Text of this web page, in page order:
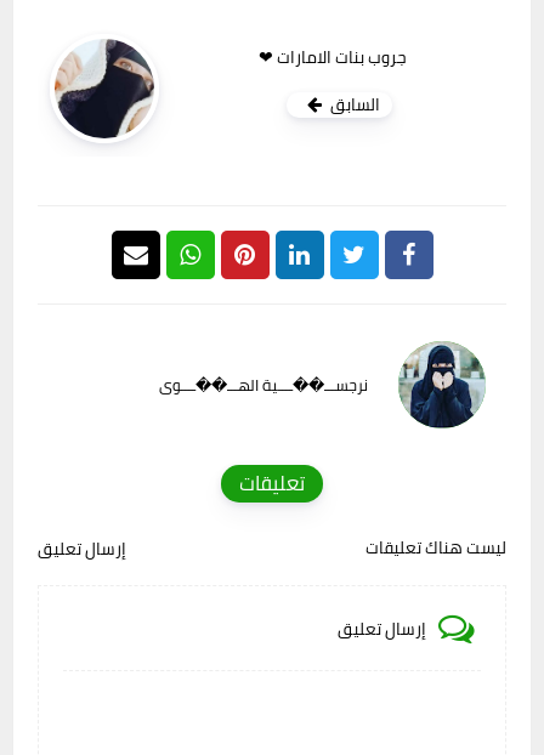
جروب بنات الامارات ❤
السابق
نرجســـ��ــــية الهـــ��ــــوى
تعليقات
ليست هناك تعليقات إرسال تعليق
إرسال تعليق